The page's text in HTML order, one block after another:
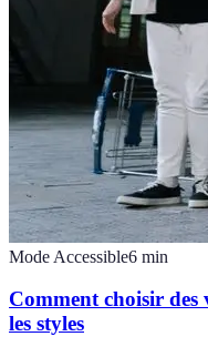
Mode Accessible6 min
Comment choisir des
les styles